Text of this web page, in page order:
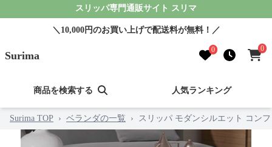
スリッパ専門通販サイト スリマ
＼10,000円のお買い上げで配送料が無料！／
Surima 0 0
商品を検索する 人気ランキング
Surima TOP › ベランダの一覧 › スリッパ モダンシルエット コン